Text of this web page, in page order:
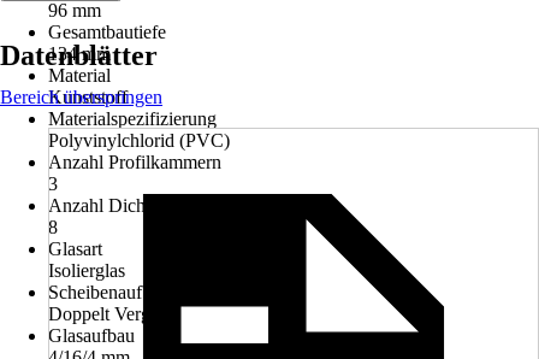
96 mm
Gesamtbautiefe
134 mm
Material
Kunststoff
Materialspezifizierung
Polyvinylchlorid (PVC)
Anzahl Profilkammern
3
Anzahl Dichtungen
8
Glasart
Isolierglas
Scheibenaufbau
Doppelt Verglast
Glasaufbau
Datenblätter
Bereich überspringen